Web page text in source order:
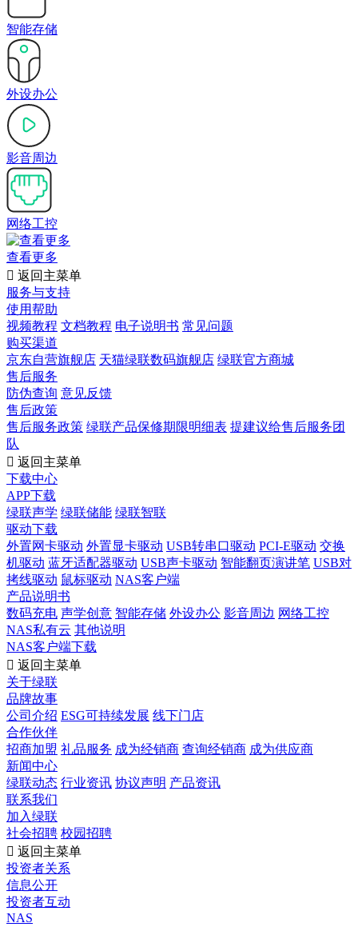
智能存储
外设办公
影音周边
网络工控
查看更多
 返回主菜单
服务与支持
使用帮助
视频教程 文档教程 电子说明书 常见问题
购买渠道
京东自营旗舰店 天猫绿联数码旗舰店 绿联官方商城
售后服务
防伪查询 意见反馈
售后政策
售后服务政策 绿联产品保修期限明细表 提建议给售后服务团
队
 返回主菜单
下载中心
APP下载
绿联声学 绿联储能 绿联智联
驱动下载
外置网卡驱动 外置显卡驱动 USB转串口驱动 PCI-E驱动 交换
机驱动 蓝牙适配器驱动 USB声卡驱动 智能翻页演讲笔 USB对
拷线驱动 鼠标驱动 NAS客户端
产品说明书
数码充电 声学创意 智能存储 外设办公 影音周边 网络工控
NAS私有云 其他说明
NAS客户端下载
 返回主菜单
关于绿联
品牌故事
公司介绍 ESG可持续发展 线下门店
合作伙伴
招商加盟 礼品服务 成为经销商 查询经销商 成为供应商
新闻中心
绿联动态 行业资讯 协议声明 产品资讯
联系我们
加入绿联
社会招聘 校园招聘
 返回主菜单
投资者关系
信息公开
投资者互动
NAS